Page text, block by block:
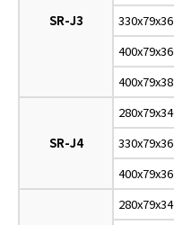
SR-J3
330x79x36
400x79x36
400x79x38
SR-J4
280x79x34
330x79x36
400x79x36
280x79x34